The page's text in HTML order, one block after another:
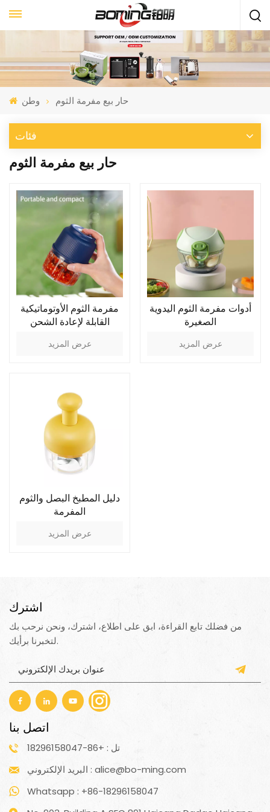
وطن حار بيع مفرمة الثوم
فئات
حار بيع مفرمة الثوم
مفرمة الثوم الأوتوماتيكية
القابلة لإعادة الشحن
عرض المزيد
أدوات مفرمة الثوم اليدوية
الصغيرة
عرض المزيد
دليل المطبخ البصل والثوم
المفرمة
عرض المزيد
اشترك
من فضلك تابع القراءة، ابق على اطلاع، اشترك، ونحن نرحب بك
لتخبرنا برأيك.
اتصل بنا
تل : +86-18296158047
البريد الإلكتروني : alice@bo-ming.com
Whatsapp : +86-18296158047